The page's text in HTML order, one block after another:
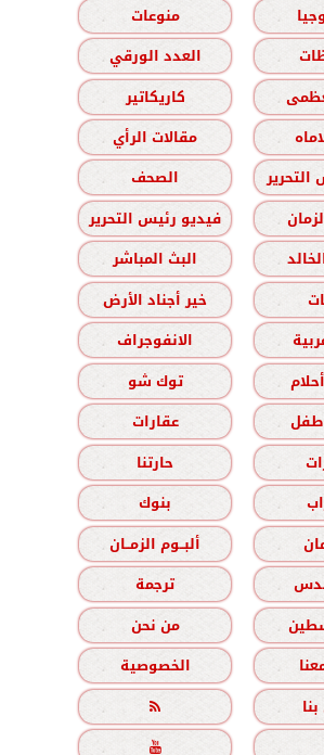
منوعات
العدد الورقي
كاريكاتير
مقالات الرأي
الصحف
فيديو رئيس التحرير
البث المباشر
خير أجناد الأرض
الانفوجراف
توك شو
طفل
عقارات
حارتنا
بنوك
ألبــوم الزمــان
ترجمة
من نحن
الخصوصية

